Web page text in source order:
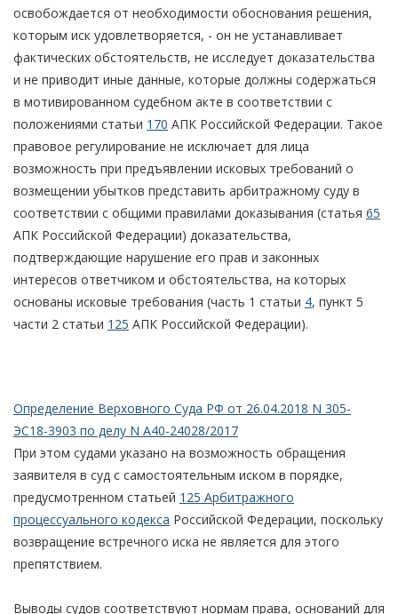
освобождается от необходимости обоснования решения,
которым иск удовлетворяется, - он не устанавливает
фактических обстоятельств, не исследует доказательства
и не приводит иные данные, которые должны содержаться
в мотивированном судебном акте в соответствии с
положениями статьи 170 АПК Российской Федерации. Такое
правовое регулирование не исключает для лица
возможность при предъявлении исковых требований о
возмещении убытков представить арбитражному суду в
соответствии с общими правилами доказывания (статья 65
АПК Российской Федерации) доказательства,
подтверждающие нарушение его прав и законных
интересов ответчиком и обстоятельства, на которых
основаны исковые требования (часть 1 статьи 4, пункт 5
части 2 статьи 125 АПК Российской Федерации).
Определение Верховного Суда РФ от 26.04.2018 N 305-
ЭС18-3903 по делу N А40-24028/2017
При этом судами указано на возможность обращения
заявителя в суд с самостоятельным иском в порядке,
предусмотренном статьей 125 Арбитражного
процессуального кодекса Российской Федерации, поскольку
возвращение встречного иска не является для этого
препятствием.
Выводы судов соответствуют нормам права, оснований для